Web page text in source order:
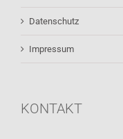
Datenschutz
Impressum
KONTAKT